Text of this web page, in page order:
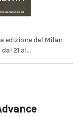
edizione del Milan
21 al...